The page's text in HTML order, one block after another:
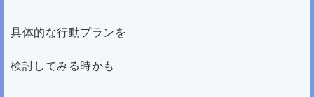
具体的な行動プランを
検討してみる時かも